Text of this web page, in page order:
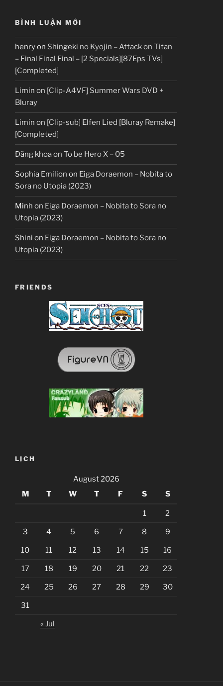
BÌNH LUẬN MỚI
henryon Shingeki no Kyojin – Attack on Titan
– Final Final Final – [2 Specials][87Eps TVs]
[Completed]
Limin on [Clip-A4VF] Summer Wars DVD +
Bluray
Limin on [Clip-sub] Elfen Lied [Bluray Remake]
[Completed]
Đăng khoaon To be Hero X – 05
Sophia Emilion on Eiga Doraemon – Nobita to
Sora no Utopia (2023)
Minh on Eiga Doraemon – Nobita to Sora no
Utopia (2023)
Shini on Eiga Doraemon – Nobita to Sora no
Utopia (2023)
FRIENDS
LỊCH
August 2026
M
T W T F S S
1 2
3 4 5 6 7 8 9
10 11 12 13 14 15 16
17 18 19 20 21 22 23
24 25 26 27 28 29 30
31
« Jul